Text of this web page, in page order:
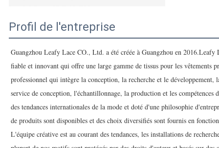
Profil de l'entreprise
Guangzhou Leafy Lace CO., Ltd. a été créée à Guangzhou en 2016.Leafy
fiable et innovant qui offre une large gamme de tissus pour les vêtements
professionnel qui intègre la conception, la recherche et le
service de conception, l'échantillonnage, la production et les
des tendances internationales de la mode et doté d'une philosophie
de produits sont disponibles et des choix diversifiés sont fournis en
L'équipe créative est au courant des tendances, les installations de